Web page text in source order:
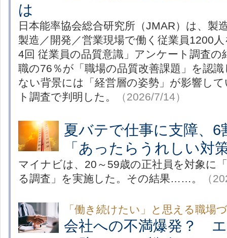
は
日本能率協会総合研究所（JMAR）は、製
製造／開発／営業現場で働く従業員1200
4回 従業員の品質意識」アンケート調査の
職の76％が「職場の品質改善課題」を認
ない背景には「経営層の姿勢」が影響し
ト調査で判明した。
（2026/7/14）
夏バテで仕事に支障、
「あったらうれしい対
マイナビは、20～59歳の正社員を対象に
る調査」を実施した。その結果……。
（
「働き続けたい」と思える職場
会社への不満爆発？